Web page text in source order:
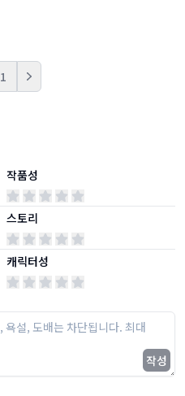
1 Next
작품성
스토리
캐릭터성
작성